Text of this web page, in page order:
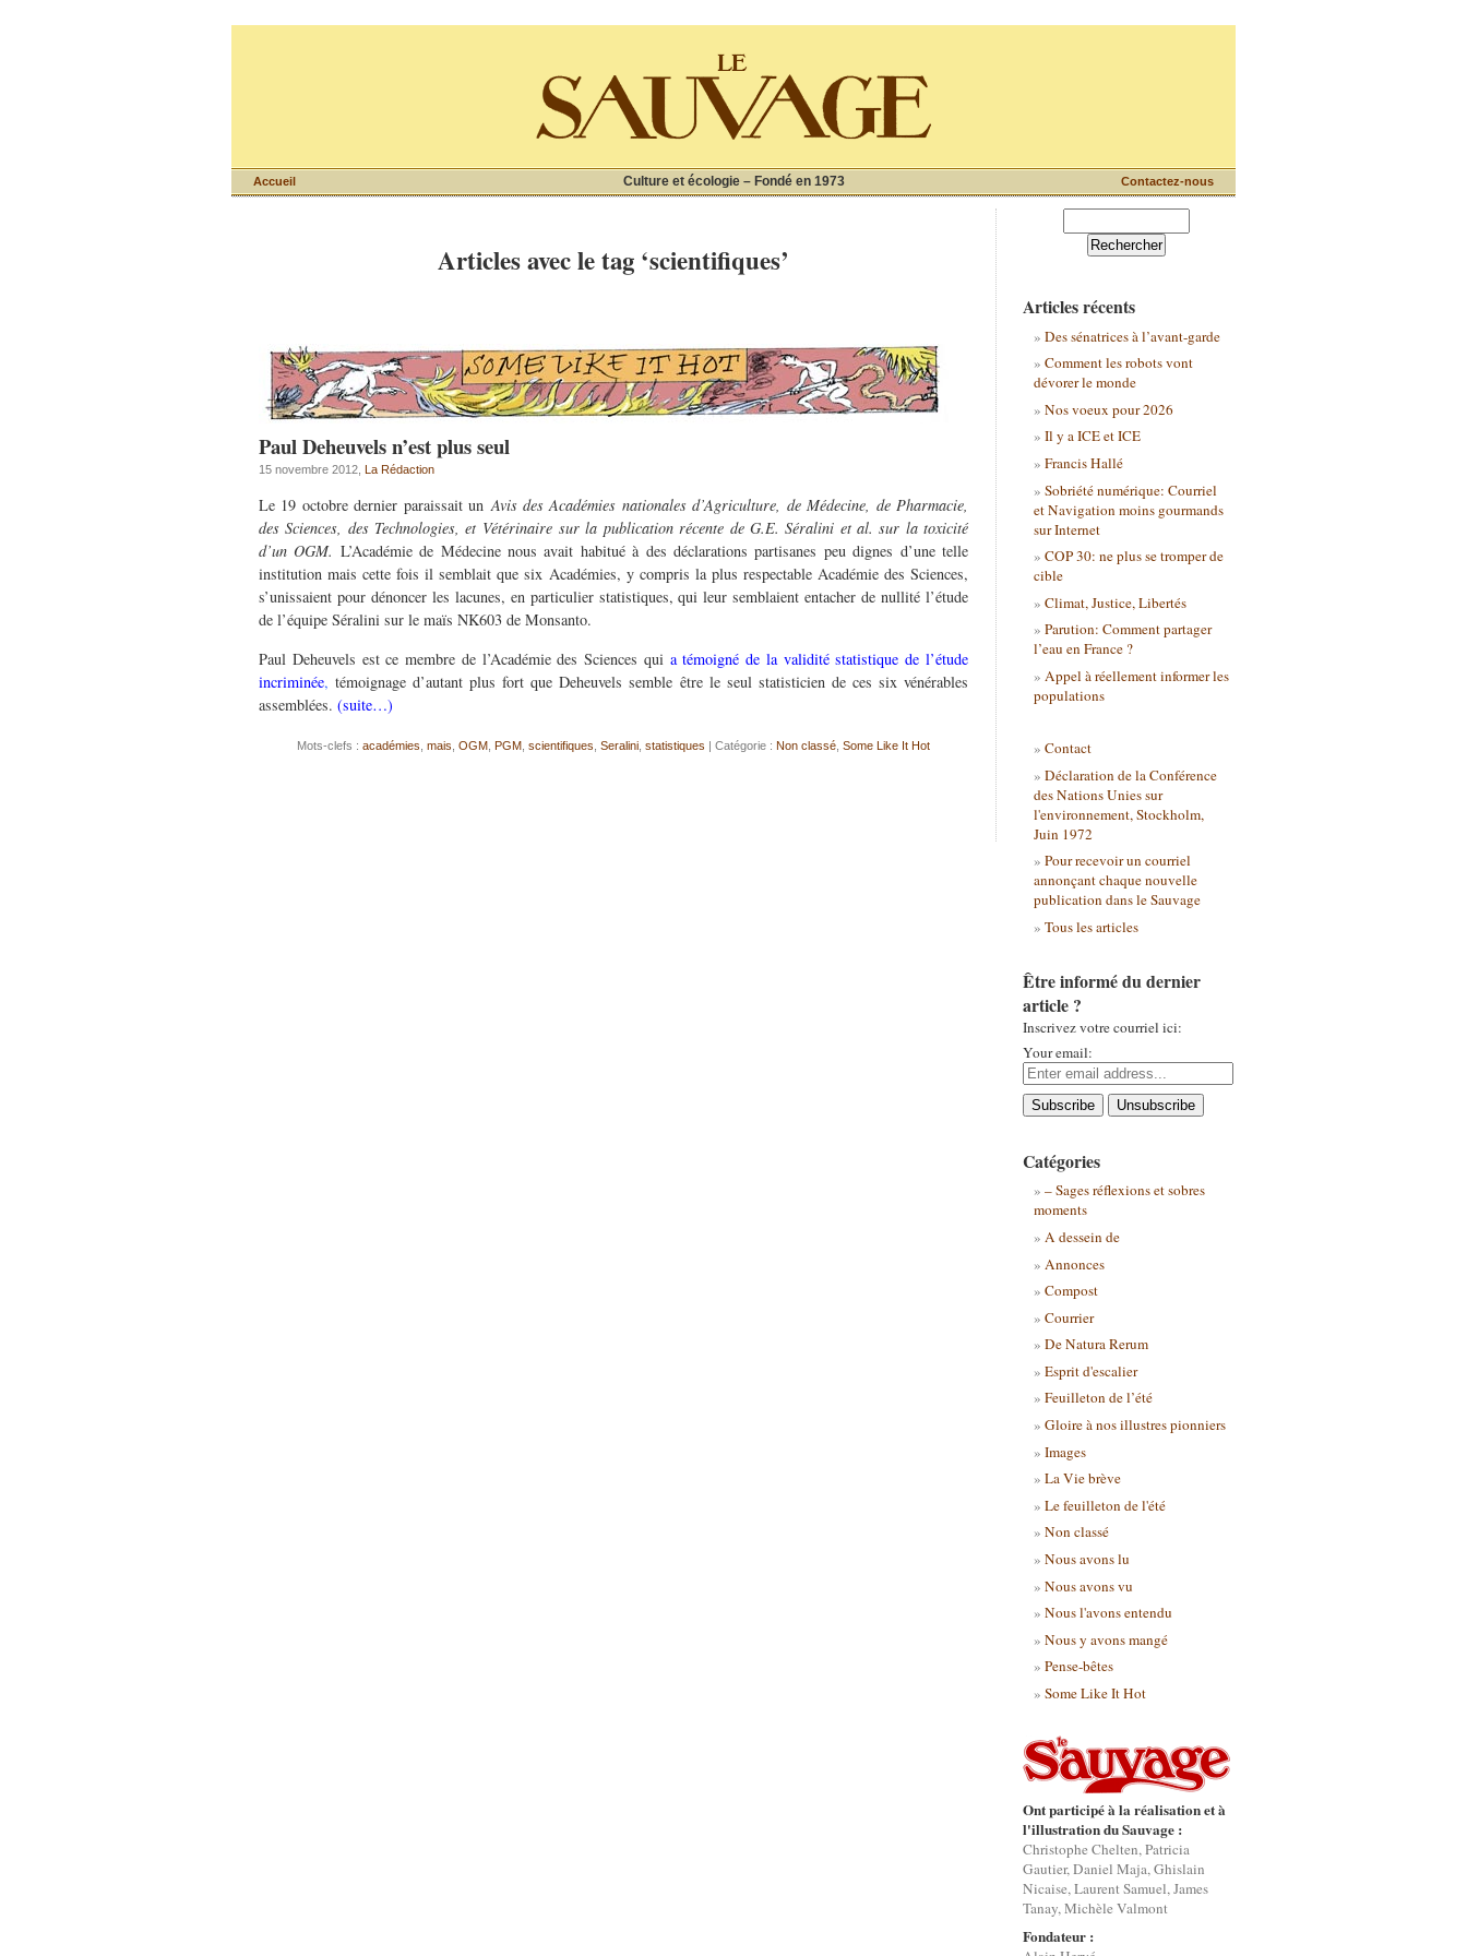
Culture et écologie – Fondé en 1973
Accueil Contactez-nous
Articles avec le tag ‘scientifiques’
Paul Deheuvels n’est plus seul
15 novembre 2012, La Rédaction
Le 19 octobre dernier paraissait unAvis des Académies nationales d’Agriculture, de Médecine, de Pharmacie,
des Sciences, des Technologies, et Vétérinaire sur la publication récente de G.E. Séralini et al. sur la toxicité
d’un OGM. L’Académie de Médecine nous avait habitué à des déclarations partisanes peu dignes d’une telle
institution mais cette fois il semblait que six Académies, y compris la plus respectable Académie des Sciences,
s’unissaient pour dénoncer les lacunes, en particulier statistiques, qui leur semblaient entacher de nullité l’étude
de l’équipe Séralini sur le maïs NK603 de Monsanto.
Paul Deheuvels est ce membre de l’Académie des Sciences qui a témoigné de la validité statistique de l’étude
incriminée,témoignage d’autant plus fort que Deheuvels semble être le seul statisticien de ces six vénérables
assemblées. (suite…)
Mots-clefs : académies mais OGM PGM scientifiques Seralini statistiques | Catégorie : Non classé Some Like It Hot
Articles récents
Des sénatrices à l’avant-garde
Comment les robots vont
dévorer le monde
Nos voeux pour 2026
Il y a ICE et ICE
Francis Hallé
Sobriété numérique: Courriel
et Navigation moins gourmands
sur Internet
COP 30: ne plus se tromper de
cible
Climat, Justice, Libertés
Parution: Comment partager
l’eau en France ?
Appel à réellement informer les
populations
Contact
Déclaration de la Conférence
des Nations Unies sur
l'environnement, Stockholm,
Juin 1972
Pour recevoir un courriel
annonçant chaque nouvelle
publication dans le Sauvage
Tous les articles
Être informé du dernier
article ?
Inscrivez votre courriel ici:
Your email:
Catégories
– Sages réflexions et sobres
moments
A dessein de
Annonces
Compost
Courrier
De Natura Rerum
Esprit d'escalier
Feuilleton de l’été
Gloire à nos illustres pionniers
Images
La Vie brève
Le feuilleton de l'été
Non classé
Nous avons lu
Nous avons vu
Nous l'avons entendu
Nous y avons mangé
Pense-bêtes
Some Like It Hot
Ont participé à la réalisation et à
l'illustration du Sauvage :
Christophe Chelten, Patricia
Gautier, Daniel Maja, Ghislain
Nicaise, Laurent Samuel, James
Tanay, Michèle Valmont
Fondateur :